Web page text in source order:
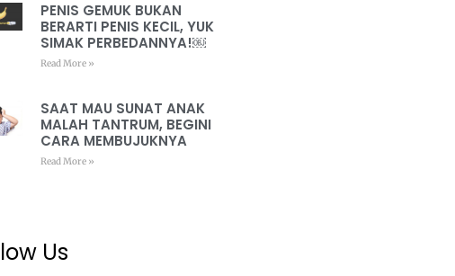
PENIS GEMUK BUKAN
BERARTI PENIS KECIL, YUK
SIMAK PERBEDANNYA!￼
Read More »
SAAT MAU SUNAT ANAK
MALAH TANTRUM, BEGINI
CARA MEMBUJUKNYA
Read More »
Us